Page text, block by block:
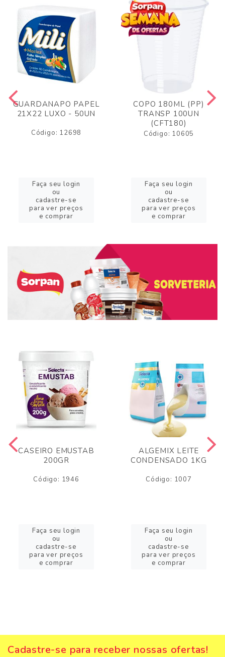
GUARDANAPO PAPEL
21X22 LUXO - 50UN
Código: 12698
Faça seu login
ou
cadastre-se
para ver preços
e comprar
COPO 180ML (PP)
TRANSP 100UN
(CFT180)
Código: 10605
Faça seu login
ou
cadastre-se
para ver preços
e comprar
CASEIRO EMUSTAB
200GR
Código: 1946
Faça seu login
ou
cadastre-se
para ver preços
e comprar
ALGEMIX LEITE
CONDENSADO 1KG
Código: 1007
Faça seu login
ou
cadastre-se
para ver preços
e comprar
Cadastre-se para receber nossas ofertas!